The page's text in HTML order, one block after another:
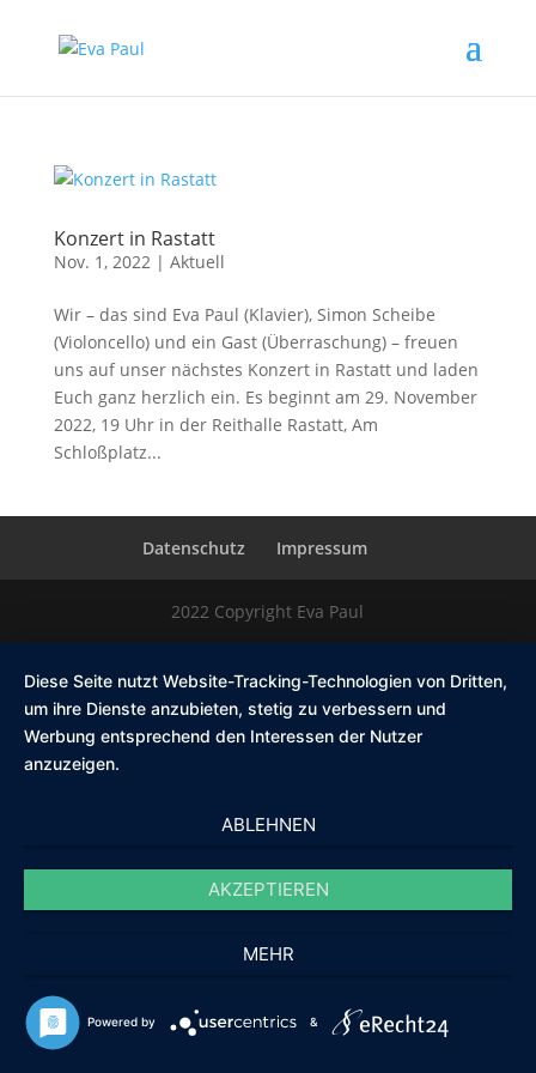
Konzert in Rastatt
Nov. 1, 2022| Aktuell
Wir – das sind Eva Paul (Klavier), Simon Scheibe
(Violoncello) und ein Gast (Überraschung) – freuen
uns auf unser nächstes Konzert in Rastatt und laden
Euch ganz herzlich ein. Es beginnt am 29. November
2022, 19 Uhr in der Reithalle Rastatt, Am
Schloßplatz...
Datenschutz Impressum
2022 Copyright Eva Paul
Diese Seite nutzt Website-Tracking-Technologien von Dritten,
um ihre Dienste anzubieten, stetig zu verbessern und
Werbung entsprechend den Interessen der Nutzer
anzuzeigen.
ABLEHNEN
AKZEPTIEREN
MEHR
Powered by &